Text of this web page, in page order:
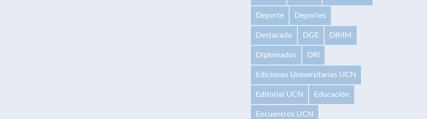
Deporte Deportes
Destacado DGE DIMM
Diplomados DRI
Ediciones Universitarias UCN
Editorial UCN Educación
Encuentros UCN